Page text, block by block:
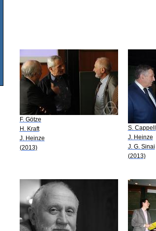
F. Götze
H. Kraft
J. Heinze
(2013)
S. Cappell
J. Heinze
J. G. Sinai
(2013)